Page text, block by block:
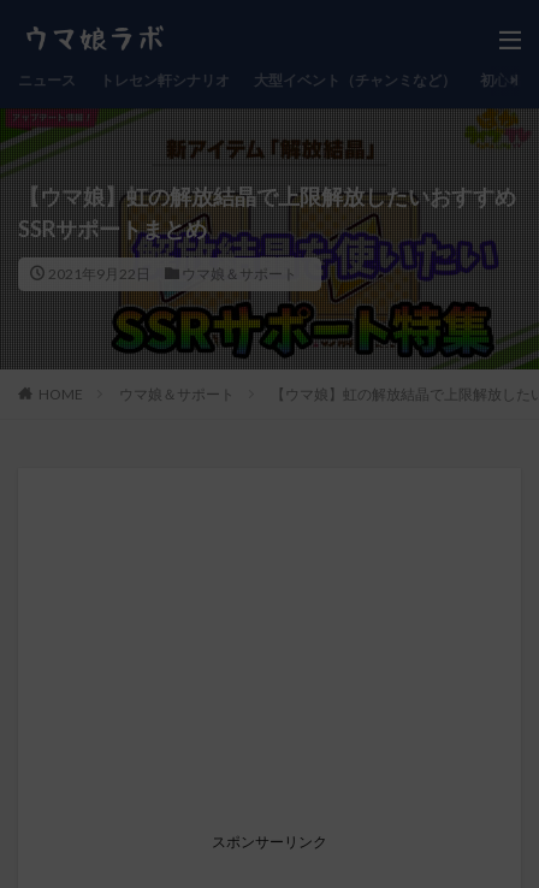
ニュース トレセン軒シナリオ 大型イベント（チャンミなど） 初心者
【ウマ娘】虹の解放結晶で上限解放したいおすすめ
SSRサポートまとめ
2021年9月22日 ウマ娘＆サポート
HOME ウマ娘＆サポート 【ウマ娘】虹の解放結晶で上限解放した
スポンサーリンク